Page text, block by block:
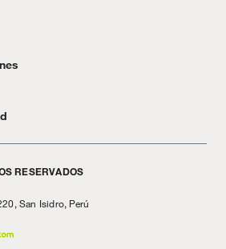
RESERVADOS
San Isidro, Perú